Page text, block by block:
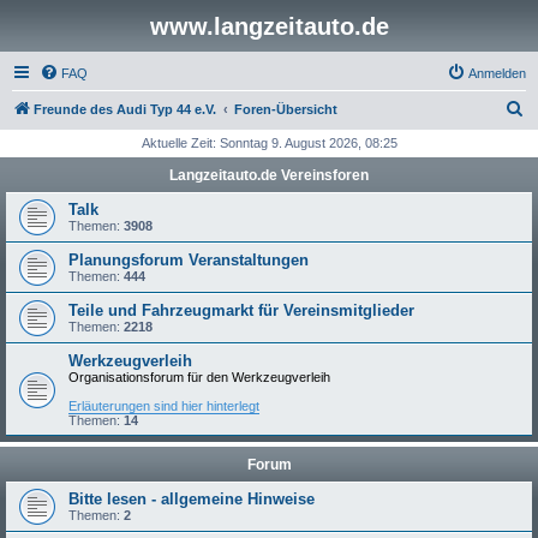
www.langzeitauto.de
FAQ Anmelden
Freunde des Audi Typ 44 e.V. Foren-Übersicht
h
Aktuelle Zeit: Sonntag 9. August 2026, 08:25
Langzeitauto.de Vereinsforen
Talk
Themen: 3908
Planungsforum Veranstaltungen
Themen: 444
Teile und Fahrzeugmarkt für Vereinsmitglieder
Themen: 2218
Werkzeugverleih
Organisationsforum für den Werkzeugverleih
Erläuterungen sind hier hinterlegt
Themen: 14
Forum
Bitte lesen - allgemeine Hinweise
Themen: 2